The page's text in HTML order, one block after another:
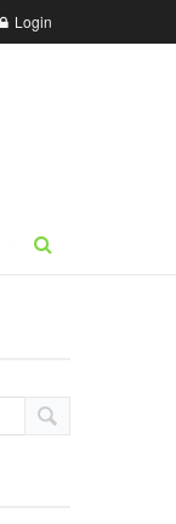
Login